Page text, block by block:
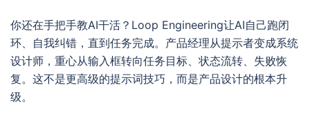
你还在手把手教AI干活？Loop Engineering让AI自己跑闭
环、自我纠错，直到任务完成。产品经理从提示者变成系统
设计师，重心从输入框转向任务目标、状态流转、失败恢
复。这不是更高级的提示词技巧，而是产品设计的根本升
级。